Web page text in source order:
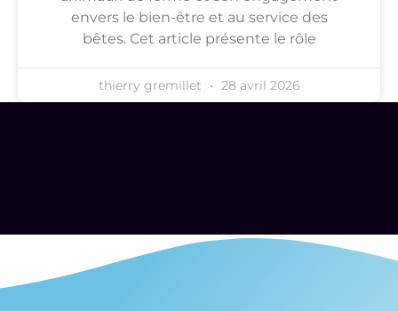
envers le bien-être et au service des
bêtes. Cet article présente le rôle
thierry gremillet 28 avril 2026